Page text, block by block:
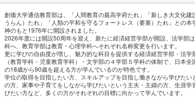
創価大学通信教育部は、「人間教育の最高学府たれ」「新しき大文化建
うらん）たれ」「人類の平和を守るフォートレス（要塞）たれ」との本
神のもと1976年に開設されました。
2026年度には開設50周年を迎え、新たに経済経営学部が開設、法学部
科へ、教育学部は教育・心理学科へそれぞれ名称変更を行います。
更に学びの自由度が増し、魅力的な科目を提供する経済経営学部・法学
（教育学科・児童教育学科）・文学部の４学部５学科の体制で、日本全
の18歳から90歳を超える方が学んでいるのが特色です。
学位の取得を目指したい方、スキルアップを目指し働きながら学びたい
の方、家事や子育てをしながら学びたいという主夫・主婦の方、生涯学
びたい方など、多くの方がそれぞれの目標に向かって学んでいます。